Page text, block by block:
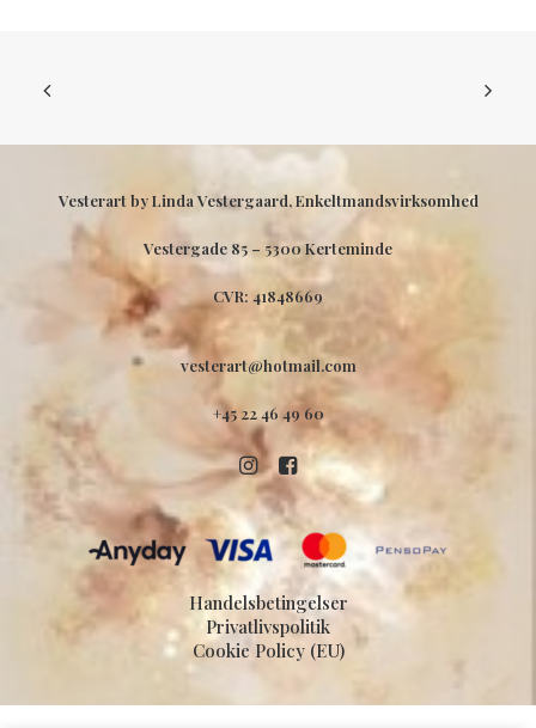
Vesterart by Linda Vestergaard, Enkeltmandsvirksomhed
Vestergade 85 – 5300 Kerteminde
CVR: 41848669
vesterart@hotmail.com
+45 22 46 49 60
Handelsbetingelser
Privatlivspolitik
Cookie Policy (EU)